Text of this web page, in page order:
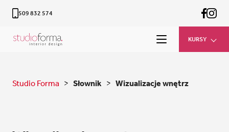
509 832 574
KURSY
Studio Forma > Słownik > Wizualizacje wnętrz